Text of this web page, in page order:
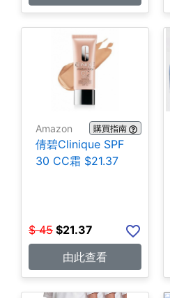
Amazon 購買指南
倩碧Clinique SPF
30 CC霜 $21.37
$ 45 $21.37
由此查看